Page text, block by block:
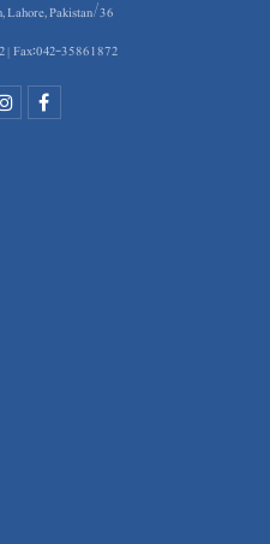
36/A, New Muslim Town, Lahore, Pakistan
| Fax:042-35861872